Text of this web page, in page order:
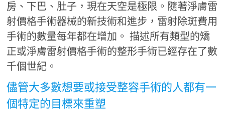
房、下巴、肚子，現在天空是極限。隨著淨膚雷
射價格手術器械的新技術和進步，雷射除斑費用
手術的數量每年都在增加。 描述所有類型的矯
正或淨膚雷射價格手術的整形手術已經存在了數
千個世紀。
儘管大多數想要或接受整容手術的人都有一
個特定的目標來重塑